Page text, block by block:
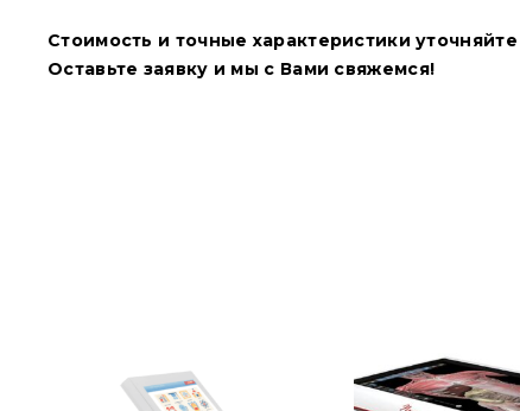
Стоимость и точные характеристики
Оставьте заявку и мы с Вами свяжемся!